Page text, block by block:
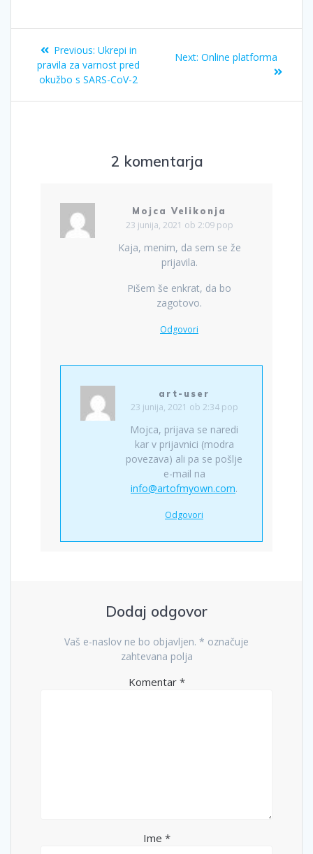
Previous: Ukrepi in
pravila za varnost pred
okužbo s SARS-CoV-2
Next: Online platforma
2 komentarja
Mojca Velikonja
23 junija, 2021 ob 2:09 pop
Kaja, menim, da sem se že
prijavila.
Pišem še enkrat, da bo
zagotovo.
Odgovori
art-user
23 junija, 2021 ob 2:34 pop
Mojca, prijava se naredi
kar v prijavnici (modra
povezava) ali pa se pošlje
e-mail na
info@artofmyown.com.
Odgovori
Dodaj odgovor
Vaš e-naslov ne bo objavljen. * označuje
zahtevana polja
Komentar *
Ime *